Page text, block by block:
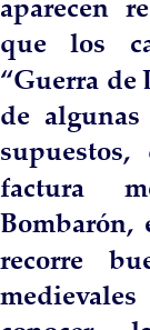
que los
“Guerra de
de
supuestos,
factura
Bombarón,
recorre